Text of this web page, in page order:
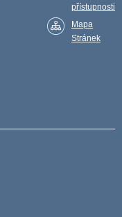
přístupnosti
Mapa
Stránek